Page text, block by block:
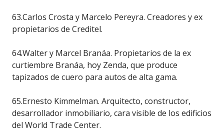
63.Carlos Crosta y Marcelo Pereyra. Creadores y ex
propietarios de Creditel.
64.Walter y Marcel Branáa. Propietarios de la ex
curtiembre Branáa, hoy Zenda, que produce
tapizados de cuero para autos de alta gama.
65.Ernesto Kimmelman. Arquitecto, constructor,
desarrollador inmobiliario, cara visible de los edificios
del World Trade Center.